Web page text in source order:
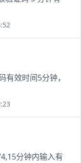
有效时间5分钟，
分钟内输入有